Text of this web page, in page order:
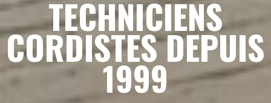
TECHNICIENS
CORDISTES DEPUIS
1999